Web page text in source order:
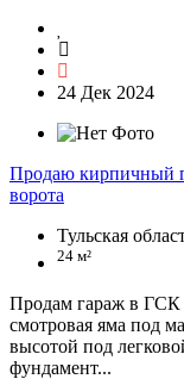
24 Дек 2024
Продаю кирпичный
ворота
Тульская
24 м²
Продам гараж в ГСК
смотровая яма под
высотой под
фундамент...